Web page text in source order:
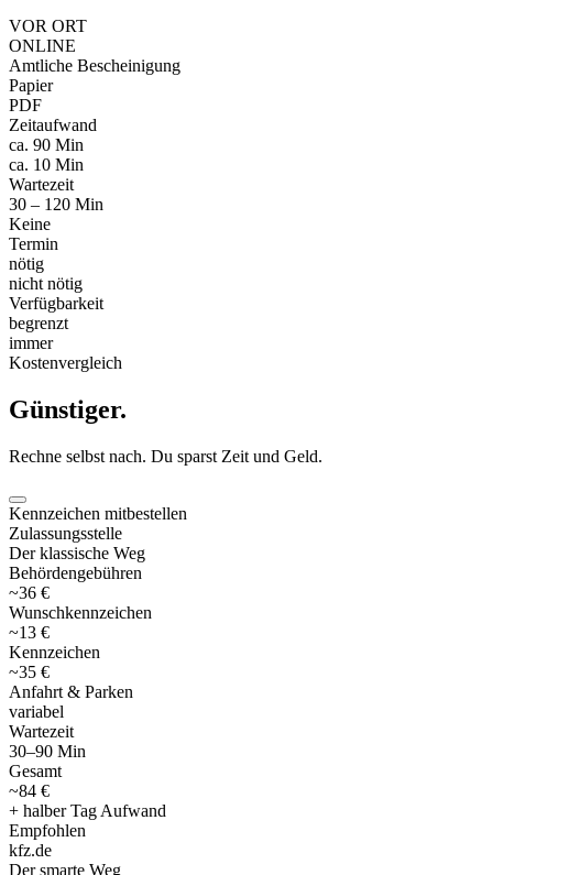
VOR ORT
ONLINE
Amtliche Bescheinigung
Papier
PDF
Zeitaufwand
ca. 90 Min
ca. 10 Min
Wartezeit
30 – 120 Min
Keine
Termin
nötig
nicht nötig
Verfügbarkeit
begrenzt
immer
Kostenvergleich
Günstiger.
Rechne selbst nach. Du sparst Zeit und Geld.
Kennzeichen mitbestellen
Zulassungsstelle
Der klassische Weg
Behördengebühren
~36 €
Wunschkennzeichen
~13 €
Kennzeichen
~35 €
Anfahrt & Parken
variabel
Wartezeit
30–90 Min
Gesamt
~84 €
+ halber Tag Aufwand
Empfohlen
kfz.de
Der smarte Weg